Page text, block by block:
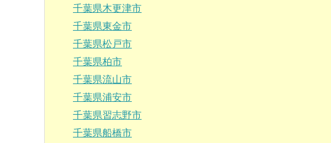
千葉県木更津市
千葉県東金市
千葉県松戸市
千葉県柏市
千葉県流山市
千葉県浦安市
千葉県習志野市
千葉県船橋市